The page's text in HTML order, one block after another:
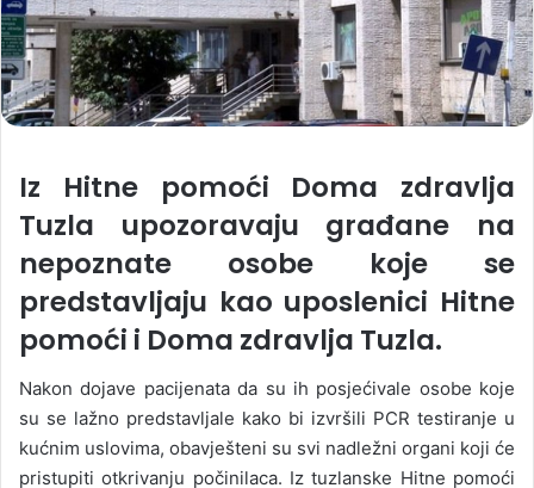
Iz Hitne pomoći Doma zdravlja
Tuzla upozoravaju građane na
nepoznate osobe koje se
predstavljaju kao uposlenici Hitne
pomoći i Doma zdravlja Tuzla.
Nakon dojave pacijenata da su ih posjećivale osobe koje
su se lažno predstavljale kako bi izvršili PCR testiranje u
kućnim uslovima, obavješteni su svi nadležni organi koji će
pristupiti otkrivanju počinilaca. Iz tuzlanske Hitne pomoći